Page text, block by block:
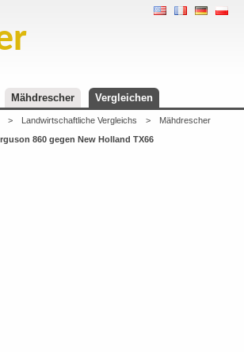
Mähdrescher Vergleichen
> Landwirtschaftliche Vergleichs >
Mähdrescher
860 gegen New Holland TX66